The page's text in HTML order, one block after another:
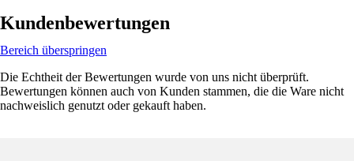
Kundenbewertungen
Bereich überspringen
Die Echtheit der Bewertungen wurde von uns nicht überprüft.
Bewertungen können auch von Kunden stammen, die die Ware nicht
nachweislich genutzt oder gekauft haben.